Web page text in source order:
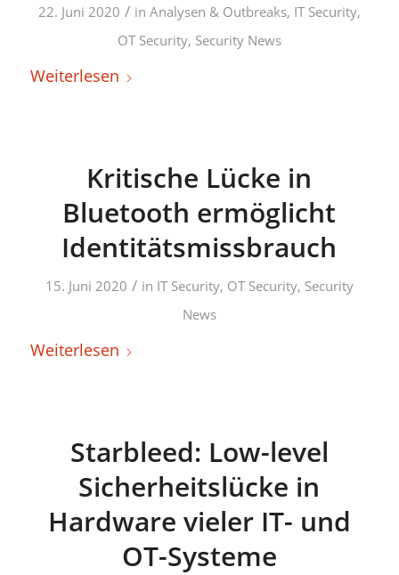
22. Juni 2020 / in Analysen & Outbreaks, IT Security,
OT Security, Security News
Weiterlesen
Kritische Lücke in
Bluetooth ermöglicht
Identitätsmissbrauch
15. Juni 2020 / in IT Security, OT Security, Security
News
Weiterlesen
Starbleed: Low-level
Sicherheitslücke in
Hardware vieler IT- und
OT-Systeme